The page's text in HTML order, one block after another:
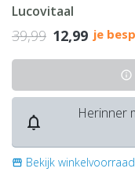
Lucovitaal
39,99 12,99 je
info
notifications_none
Herinner
storefront Bekijk winkelvoorraad